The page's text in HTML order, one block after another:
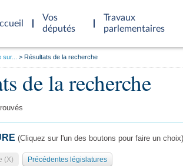
Vos
députés
Travaux
parlementaires
Résultats de la recherche
de la recherche
(Cliquez sur l'un des boutons pour faire un choix)
(X) Précédentes législatures